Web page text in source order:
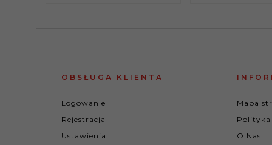
OBSŁUGA KLIENTA
Logowanie
Rejestracja
Ustawienia
Mapa
O Nas